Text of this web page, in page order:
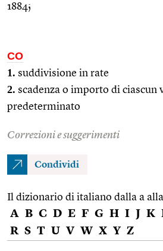
1884;
CO
1. suddivisione in rate
2. scadenza o importo di ciascun
predeterminato
Correzioni e suggerimenti
Condividi
Il dizionario di italiano dalla a
A B C D E F G H I J K
R S T U V W X Y Z